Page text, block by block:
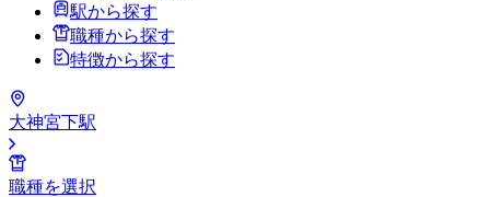
駅から探す
職種から探す
特徴から探す
大神宮下駅
職種を選択